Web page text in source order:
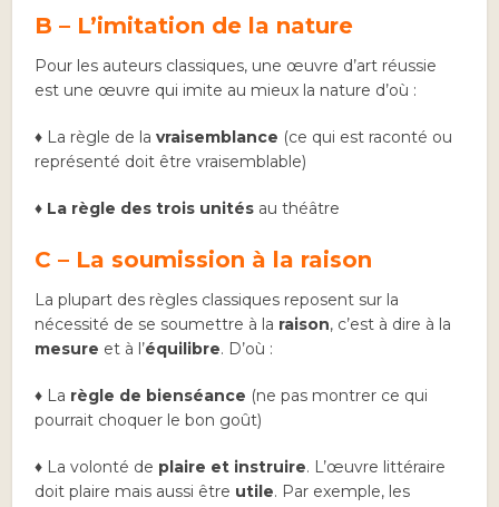
B – L’imitation de la nature
Pour les auteurs classiques, une œuvre d’art réussie
est une œuvre qui imite au mieux la nature d’où :
♦ La règle de lavraisemblance (ce qui est raconté ou
représenté doit être vraisemblable)
♦ La règle des trois unités au théâtre
C – La soumission à la raison
La plupart des règles classiques reposent sur la
nécessité de se soumettre à la raison, c’est à dire à la
mesure et à l’équilibre. D’où :
♦ La règle de bienséance (ne pas montrer ce qui
pourrait choquer le bon goût)
♦ La volonté de plaire et instruire. L’œuvre littéraire
doit plaire mais aussi être utile. Par exemple, les